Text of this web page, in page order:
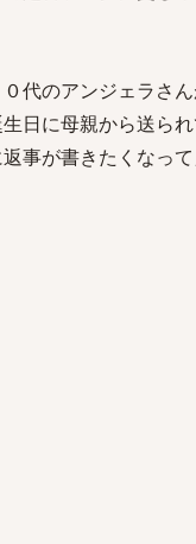
代のアンジェラさ
日に母親から送ら
事が書きたくなっ